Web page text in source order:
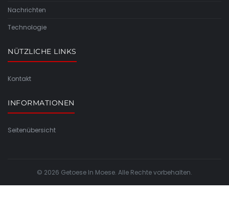
Nachrichten
Technologie
NÜTZLICHE LINKS
Kontakt
INFORMATIONEN
Seitenübersicht
© 2026 Getoese In Moese. Alle Rechte vorbehalten.